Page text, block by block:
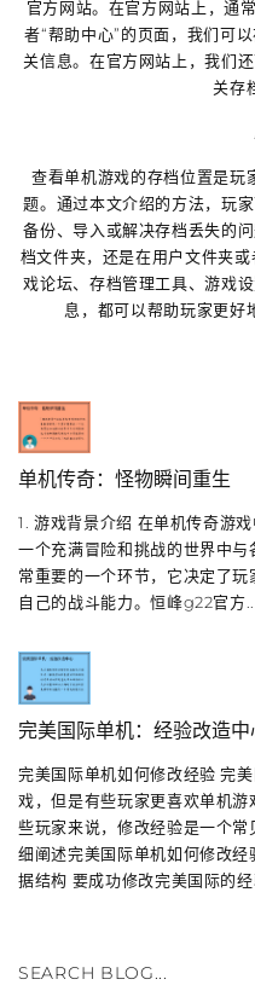
官方网站。在官方网站上，通
者“帮助中心”的页面，我们可
关信息。在官方网站上，我们
关存
查看单机游戏的存档位置是玩
题。通过本文介绍的方法，玩
备份、导入或解决存档丢失的
档文件夹，还是在用户文件夹
戏论坛、存档管理工具、游戏
息，都可以帮助玩家更好
单机传奇：怪物瞬间重生
1. 游戏背景介绍 在单机传奇游
一个充满冒险和挑战的世界中
常重要的一个环节，它决定了
自己的战斗能力。恒峰g22官方...
完美国际单机：经验改造中
完美国际单机如何修改经验 完
戏，但是有些玩家更喜欢单机
些玩家来说，修改经验是一个
细阐述完美国际单机如何修改
据结构 要成功修改完美国际的
SEARCH BLOG...